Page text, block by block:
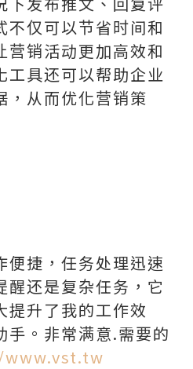
不仅可以节省时间和
营销活动更加高效和
工具还可以帮助企业
，从而优化营销策
便捷，任务处理迅速
醒还是复杂任务，它
提升了我的工作效
手。非常满意.需要的